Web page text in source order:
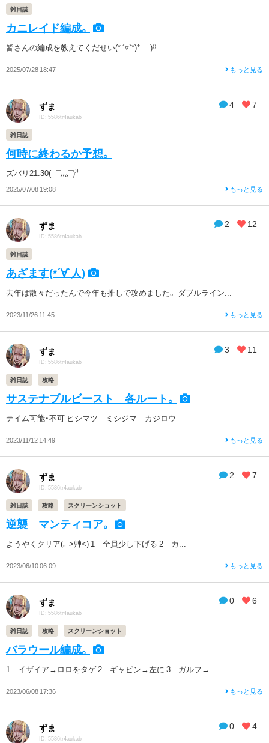
雑日誌
カニレイド編成。
皆さんの編成を教えてくだせい(* ´▿`*)*_ _)⁾⁾...
2025/07/28 18:47 もっと見る
4 7
ずま
ID: 5586tr4aukab
雑日誌
何時に終わるか予想。
ズバリ21:30( ¯灬¯)⁾⁾
2025/07/08 19:08 もっと見る
2 12
ずま
ID: 5586tr4aukab
雑日誌
あざます(*´∀`人)
去年は散々だったんで今年も推しで攻めました。 ダブルライン...
2023/11/26 11:45 もっと見る
3 11
ずま
ID: 5586tr4aukab
雑日誌 攻略
サステナブルビースト 各ルート。
テイム可能・不可 ヒシマツ ミシジマ カジロウ
2023/11/12 14:49 もっと見る
2 7
ずま
ID: 5586tr4aukab
雑日誌 攻略 スクリーンショット
逆襲 マンティコア。
ようやくクリア(｡ >艸<) 1 全員少し下げる 2 カ...
2023/06/10 06:09 もっと見る
0 6
ずま
ID: 5586tr4aukab
雑日誌 攻略 スクリーンショット
バラウール編成。
1 イザイア→ロロをタゲ 2 ギャビン→左に 3 ガルフ→...
2023/06/08 17:36 もっと見る
0 4
ずま
ID: 5586tr4aukab